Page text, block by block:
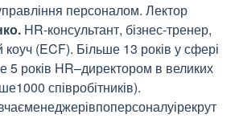
персоналом. Лектор
. HR-консультант, бізнес-тренер,
(ECF). Більше 13 років у сфері
5 років HR–директором в великих
співробітників).